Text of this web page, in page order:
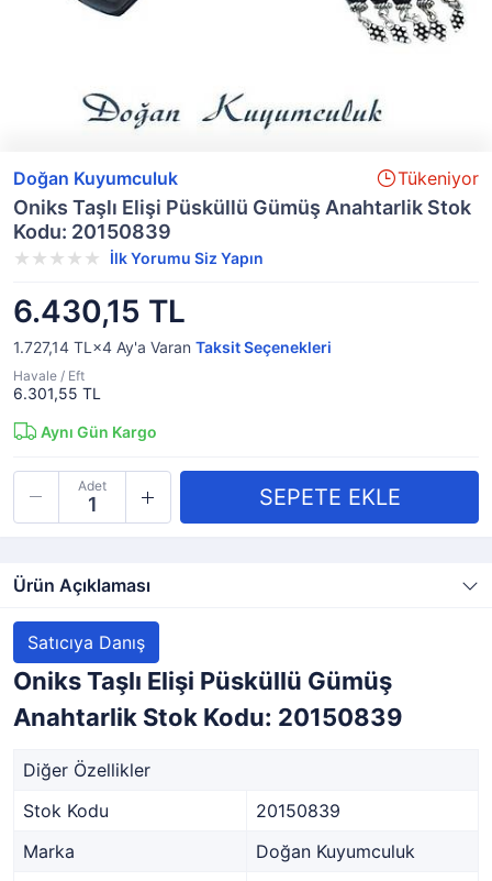
Doğan Kuyumculuk Tükeniyor
Oniks Taşlı Elişi Püsküllü Gümüş Anahtarlik Stok
Kodu: 20150839
İlk Yorumu Siz Yapın
6.430,15 TL
1.727,14 TL×4 Ay'a Varan Taksit Seçenekleri
Havale / Eft
6.301,55 TL
Aynı Gün Kargo
Adet
Ürün Açıklaması
Satıcıya Danış
Oniks Taşlı Elişi Püsküllü Gümüş
Anahtarlik Stok Kodu: 20150839
Diğer Özellikler
Stok Kodu
20150839
Marka
Doğan Kuyumculuk